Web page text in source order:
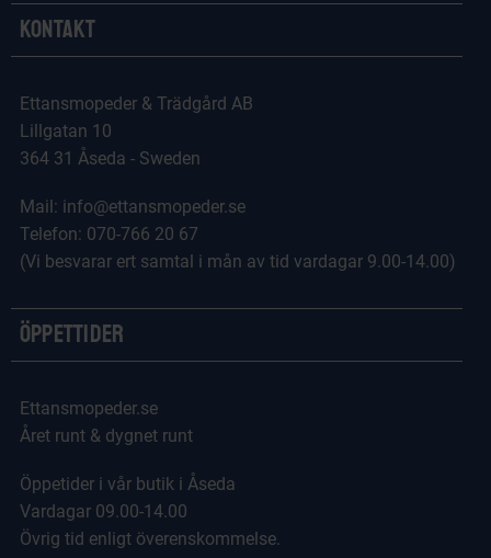
Kontakt
Ettansmopeder & Trädgård AB
Lillgatan 10
364 31 Åseda - Sweden
Mail: info@ettansmopeder.se
Telefon: 070-766 20 67
(Vi besvarar ert samtal i mån av tid vardagar 9.00-14.00)
Öppettider
Ettansmopeder.se
Året runt & dygnet runt
Öppetider i vår butik i Åseda
Vardagar 09.00-14.00
Övrig tid enligt överenskommelse.